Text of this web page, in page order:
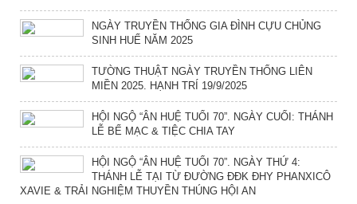
NGÀY TRUYỀN THỐNG GIA ĐÌNH CỰU CHỦNG
SINH HUẾ NĂM 2025
TƯỜNG THUẬT NGÀY TRUYỀN THỐNG LIÊN
MIỀN 2025. HẠNH TRÍ 19/9/2025
HỘI NGỘ “ÂN HUỆ TUỔI 70”. NGÀY CUỐI: THÁNH
LỄ BẾ MẠC & TIỆC CHIA TAY
HỘI NGỘ “ÂN HUỆ TUỔI 70”. NGÀY THỨ 4:
THÁNH LỄ TẠI TỪ ĐƯỜNG ĐĐK ĐHY PHANXICÔ
XAVIE & TRẢI NGHIỆM THUYỀN THÚNG HỘI AN